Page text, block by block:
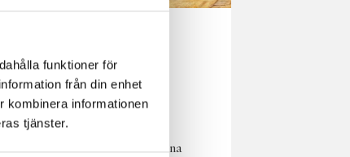
funktioner för
från din enhet
kombinera informationen
tjänster.
njutning i alla
väder
Har du provat
chokladmjölk från dina